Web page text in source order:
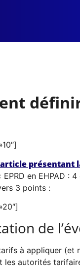
article présentant
en EHPAD :
3 points :
de
à appliquer (et
les autorités